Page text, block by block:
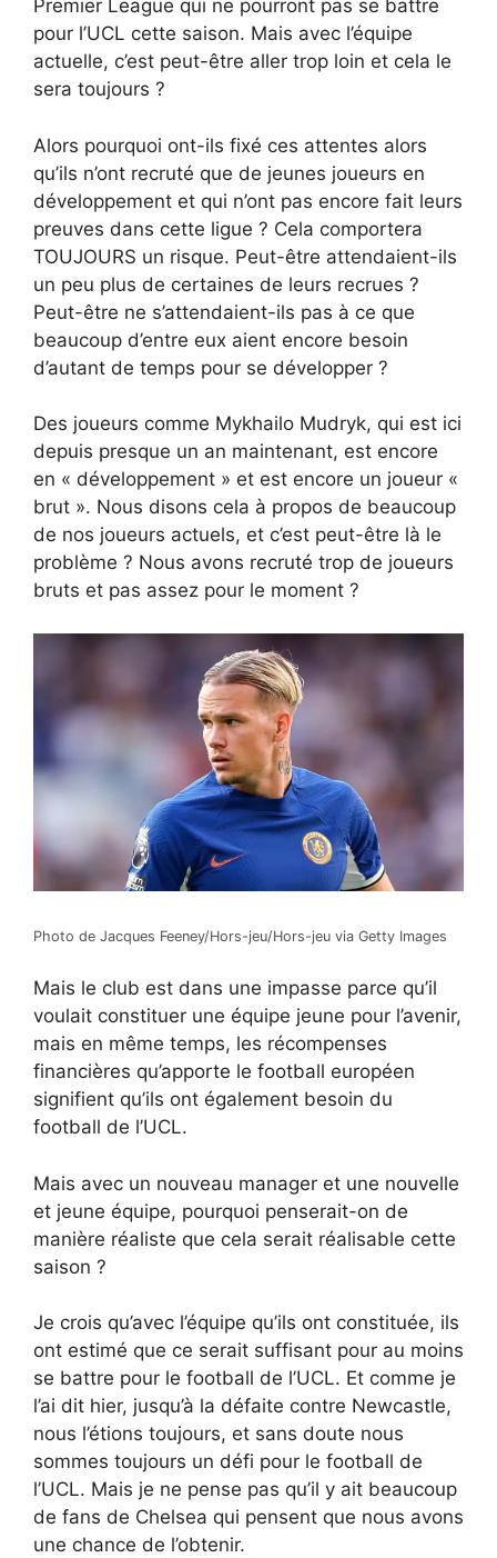
Premier League qui ne pourront pas se battre
pour l’UCL cette saison. Mais avec l’équipe
actuelle, c’est peut-être aller trop loin et cela le
sera toujours ?
Alors pourquoi ont-ils fixé ces attentes alors
qu’ils n’ont recruté que de jeunes joueurs en
développement et qui n’ont pas encore fait leurs
preuves dans cette ligue ? Cela comportera
TOUJOURS un risque. Peut-être attendaient-ils
un peu plus de certaines de leurs recrues ?
Peut-être ne s’attendaient-ils pas à ce que
beaucoup d’entre eux aient encore besoin
d’autant de temps pour se développer ?
Des joueurs comme Mykhailo Mudryk, qui est ici
depuis presque un an maintenant, est encore
en « développement » et est encore un joueur «
brut ». Nous disons cela à propos de beaucoup
de nos joueurs actuels, et c’est peut-être là le
problème ? Nous avons recruté trop de joueurs
bruts et pas assez pour le moment ?
Photo de Jacques Feeney/Hors-jeu/Hors-jeu via Getty Images
Mais le club est dans une impasse parce qu’il
voulait constituer une équipe jeune pour l’avenir,
mais en même temps, les récompenses
financières qu’apporte le football européen
signifient qu’ils ont également besoin du
football de l’UCL.
Mais avec un nouveau manager et une nouvelle
et jeune équipe, pourquoi penserait-on de
manière réaliste que cela serait réalisable cette
saison ?
Je crois qu’avec l’équipe qu’ils ont constituée, ils
ont estimé que ce serait suffisant pour au moins
se battre pour le football de l’UCL. Et comme je
l’ai dit hier, jusqu’à la défaite contre Newcastle,
nous l’étions toujours, et sans doute nous
sommes toujours un défi pour le football de
l’UCL. Mais je ne pense pas qu’il y ait beaucoup
de fans de Chelsea qui pensent que nous avons
une chance de l’obtenir.